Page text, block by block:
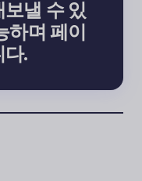
낼 수 있
하며 페이
다.